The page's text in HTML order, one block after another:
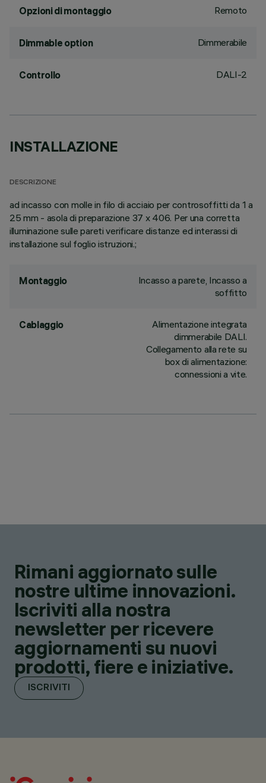
Opzioni di montaggio Remoto
Dimmable option Dimmerabile
Controllo DALI-2
INSTALLAZIONE
DESCRIZIONE
ad incasso con molle in filo di acciaio per controsoffitti da 1 a
25 mm - asola di preparazione 37 x 406. Per una corretta
illuminazione sulle pareti verificare distanze ed interassi di
installazione sul foglio istruzioni.;
Montaggio
Incasso a parete, Incasso a
soffitto
Cablaggio
Alimentazione integrata
dimmerabile DALI.
Collegamento alla rete su
box di alimentazione:
connessioni a vite.
Rimani aggiornato sulle
nostre ultime innovazioni.
Iscriviti alla nostra
newsletter per ricevere
aggiornamenti su nuovi
prodotti, fiere e iniziative.
ISCRIVITI